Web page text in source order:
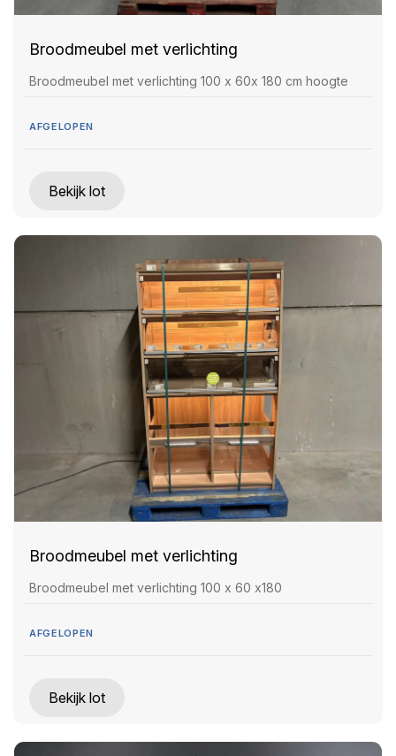
Broodmeubel met verlichting
Broodmeubel met verlichting 100 x 60x 180 cm hoogte
AFGELOPEN
Bekijk lot
Broodmeubel met verlichting
Broodmeubel met verlichting 100 x 60 x180
AFGELOPEN
Bekijk lot